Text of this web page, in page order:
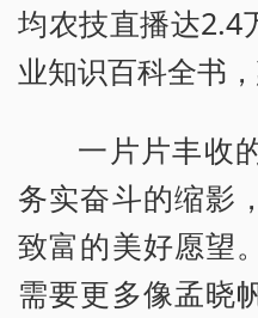
均农技直播达2.4
业知识百科全书
一片片丰收
务实奋斗的缩影
致富的美好愿望
需要更多像孟晓